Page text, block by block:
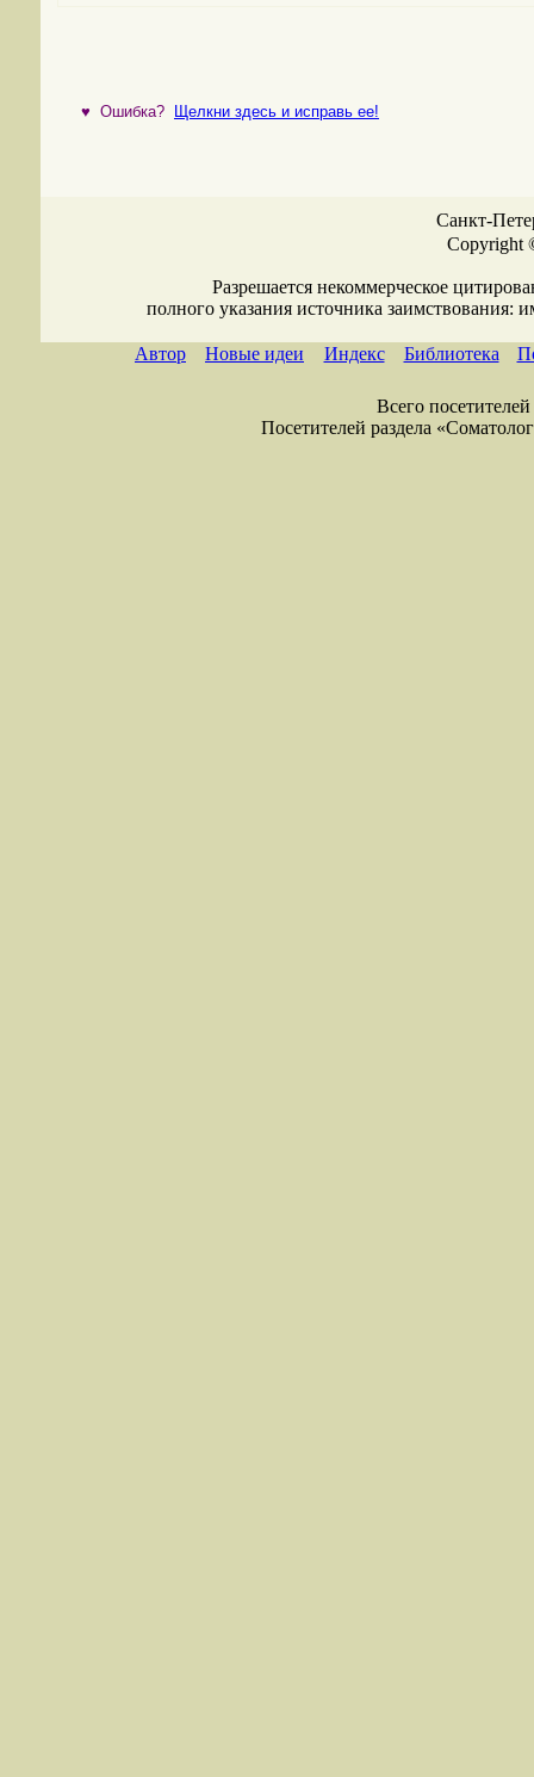
♥ Ошибка? Щелкни здесь и исправь ее!
Санкт-
Copyright
Разрешается некоммерческое
полного указания источника заимствования:
Автор Новые идеи Индекс Библиотека
Всего
Посетителей раздела